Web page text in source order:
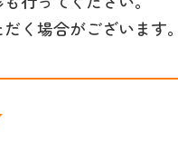
く場合がございます